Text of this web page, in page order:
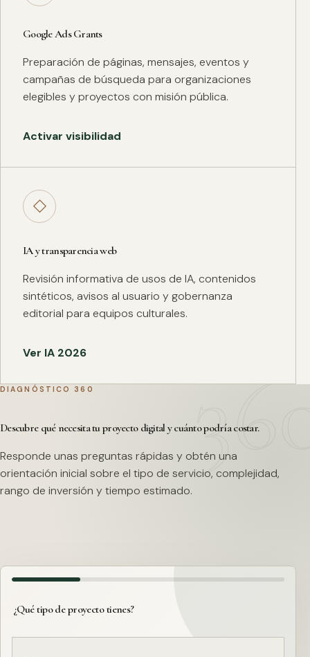
Google Ads Grants
Preparación de páginas, mensajes, eventos y
campañas de búsqueda para organizaciones
elegibles y proyectos con misión pública.
Activar visibilidad
◇
IA y transparencia web
Revisión informativa de usos de IA, contenidos
sintéticos, avisos al usuario y gobernanza
editorial para equipos culturales.
Ver IA 2026
DIAGNÓSTICO 360
Descubre qué necesita tu proyecto digital y cuánto podría costar.
Responde unas preguntas rápidas y obtén una
orientación inicial sobre el tipo de servicio, complejidad,
rango de inversión y tiempo estimado.
¿Qué tipo de proyecto tienes?